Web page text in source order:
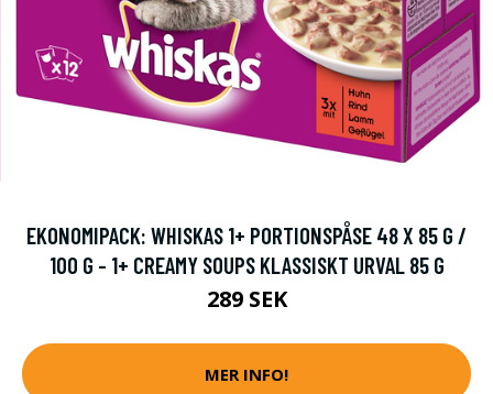
EKONOMIPACK: WHISKAS 1+ PORTIONSPÅSE 48 X 85 G /
100 G - 1+ CREAMY SOUPS KLASSISKT URVAL 85 G
289 SEK
MER INFO!